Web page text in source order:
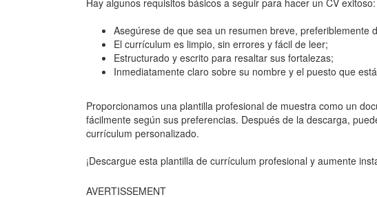
Hay algunos requisitos básicos a seguir para hacer un CV exitoso:
Asegúrese de que sea un resumen breve, preferiblemente
El currículum es limpio, sin errores y fácil de leer;
Estructurado y escrito para resaltar sus fortalezas;
Inmediatamente claro sobre su nombre y el puesto que
Proporcionamos una plantilla profesional de muestra como un
fácilmente según sus preferencias. Después de la descarga,
currículum personalizado.
¡Descargue esta plantilla de currículum profesional y aumente
AVERTISSEMENT